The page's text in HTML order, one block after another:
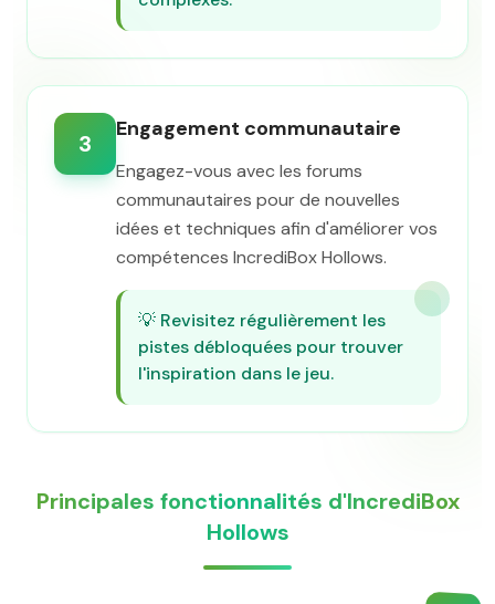
3
Engagement communautaire
Engagez-vous avec les forums
communautaires pour de nouvelles
idées et techniques afin d'améliorer vos
compétences IncrediBox Hollows.
💡 Revisitez régulièrement les
pistes débloquées pour trouver
l'inspiration dans le jeu.
Principales fonctionnalités d'IncrediBox
Hollows